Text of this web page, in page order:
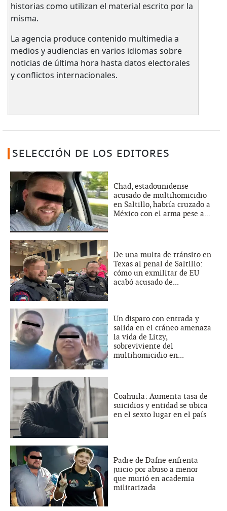
historias como utilizan el material escrito por la
misma.
La agencia produce contenido multimedia a
medios y audiencias en varios idiomas sobre
noticias de última hora hasta datos electorales
y conflictos internacionales.
SELECCIÓN DE LOS EDITORES
Chad, estadounidense
acusado de multihomicidio
en Saltillo, habría cruzado a
México con el arma pese a...
De una multa de tránsito en
Texas al penal de Saltillo:
cómo un exmilitar de EU
acabó acusado de...
Un disparo con entrada y
salida en el cráneo amenaza
la vida de Litzy,
sobreviviente del
multihomicidio en...
Coahuila: Aumenta tasa de
suicidios y entidad se ubica
en el sexto lugar en el país
Padre de Dafne enfrenta
juicio por abuso a menor
que murió en academia
militarizada